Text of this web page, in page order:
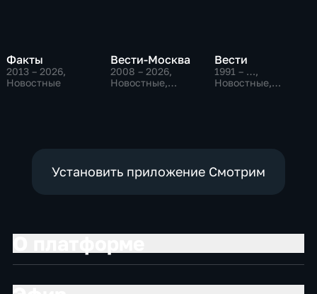
Факты
2013 – 2026,
Новостные
Вести-Москва
2008 – 2026,
Новостные,
Вести
1991 – …,
Новостные,
Установить приложение Смотрим